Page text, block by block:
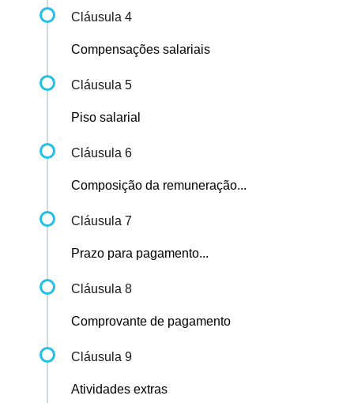
Cláusula 4
Compensações salariais
Cláusula 5
Piso salarial
Cláusula 6
Composição da remuneração...
Cláusula 7
Prazo para pagamento...
Cláusula 8
Comprovante de pagamento
Cláusula 9
Atividades extras